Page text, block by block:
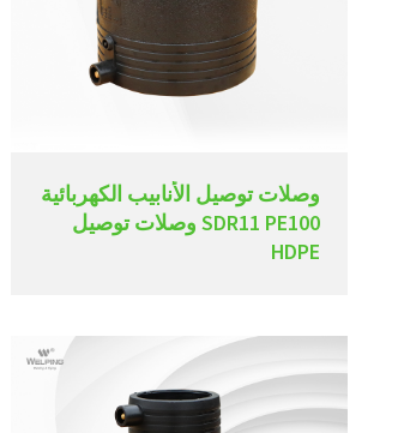
وصلات توصيل الأنابيب الكهربائية
SDR11 PE100 وصلات توصيل
HDPE